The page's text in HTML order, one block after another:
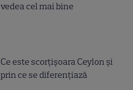
vedea cel mai bine
Ce este scorțișoara Ceylon și
prin ce se diferențiază